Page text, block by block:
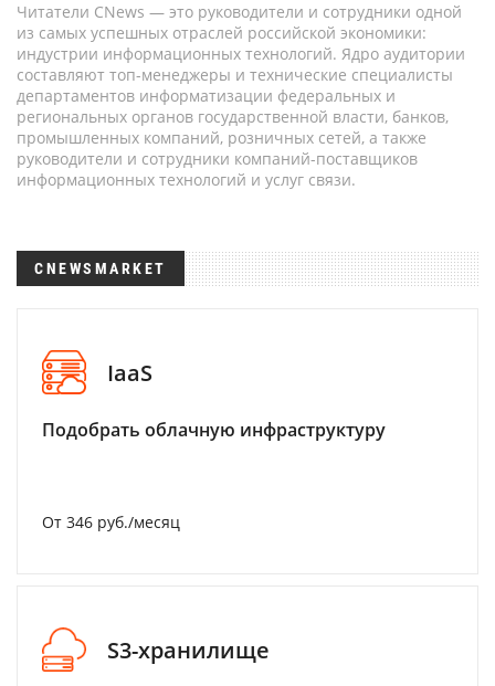
Читатели CNews — это руководители и сотрудники одной
из самых успешных отраслей российской экономики:
индустрии информационных технологий. Ядро аудитории
составляют топ-менеджеры и технические специалисты
департаментов информатизации федеральных и
региональных органов государственной власти, банков,
промышленных компаний, розничных сетей, а также
руководители и сотрудники компаний-поставщиков
информационных технологий и услуг связи.
CNEWSMARKET
IaaS
Подобрать облачную инфраструктуру
От 346 руб./месяц
S3-хранилище